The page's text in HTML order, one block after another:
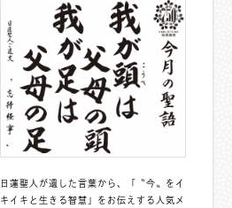
日蓮聖人が遺した言葉から、「〝今〟をイ
キイキと生きる智慧」をお伝えする人気メ